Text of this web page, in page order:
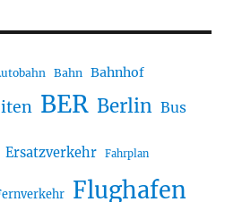
Bahn Bahnhof
BER Berlin Bus
Ersatzverkehr Fahrplan
Flughafen